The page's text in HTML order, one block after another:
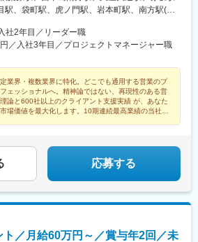
うためのSQL
方法
方
ケーションについて
チーム内でシェア会を実施しています。直近
や、発表者が直近興味がある技術などについ
相互の業務状況を理解したり、知識を深める
計15名、平均年齢は約33歳です。チームリー
ーカーの研究職。その他、理系学部や大学
者が活躍中です。
町1-7-2 S-Glanzビル4階受動喫煙対策：あり
動喫煙対策：あり（敷地内禁煙）◯名古屋営業
区泉1-15-14 アルピニストビル6階受動喫煙対
中島5-11-9 新大阪中里ビル3階受動喫煙対
/ 喫煙専用室設置あり)◯広島営業所広島県広
1 大手町スクエア8階（B）受動喫煙対策：あ
福岡営業所福岡県福岡市中央区大名1-2-23 ビ
通りビル3階受動喫煙対策：あり（屋内禁煙・
駅、袋町駅、虎ノ門駅、岩本町駅、南方駅(大
)、新大阪駅、栄駅(愛知県)、西鉄福岡駅、狸
社2年目／リーダー職
／入社3年目／プロジェクトマネージャー職
業界・複数業界に特化。どこでも通用する営業のプ
フェッショナルへ。精神論ではない、再現性のある営
論と600社以上のクライアント支援実績 が、あなた
場価値を最大化します。10期連続最高業績の当社
応募する
／月給60万円～／賞与年2回／未